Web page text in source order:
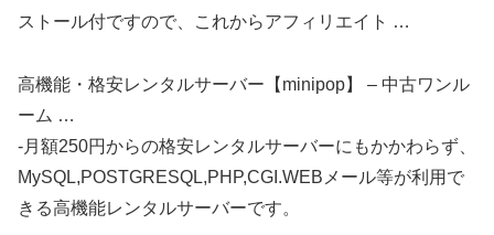
ストール付ですので、これからアフィリエイト …
高機能・格安レンタルサーバー【minipop】 – 中古ワンル
ーム …
-月額250円からの格安レンタルサーバーにもかかわらず、
MySQL,POSTGRESQL,PHP,CGI.WEBメール等が利用で
きる高機能レンタルサーバーです。